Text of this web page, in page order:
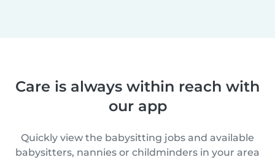
Care is always within reach with
our app
Quickly view the babysitting jobs and available
babysitters, nannies or childminders in your area